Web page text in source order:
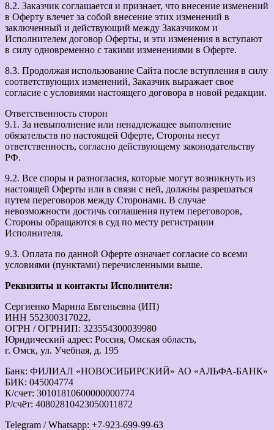
8.2. Заказчик соглашается и признает, что внесение изменений
в Оферту влечет за собой внесение этих изменений в
заключенный и действующий между Заказчиком и
Исполнителем договор Оферты, и эти изменения в вступают
в силу одновременно с такими изменениями в Оферте.
8.3. Продолжая использование Сайта после вступления в силу
соответствующих изменений, Заказчик выражает свое
согласие с условиями настоящего договора в новой редакции.
Ответственность сторон
9.1. За невыполнение или ненадлежащее выполнение
обязательств по настоящей Оферте, Стороны несут
ответственность, согласно действующему законодательству
РФ.
9.2. Все споры и разногласия, которые могут возникнуть из
настоящей Оферты или в связи с ней, должны разрешаться
путем переговоров между Сторонами. В случае
невозможности достичь соглашения путем переговоров,
Стороны обращаются в суд по месту регистрации
Исполнителя.
9.3. Оплата по данной Оферте означает согласие со всеми
условиями (пунктами) перечисленными выше.
Реквизиты и контакты Исполнителя:
Сергиенко Марина Евгеньевна (ИП)
ИНН 552300317022,
ОГРН / ОГРНИП: 323554300039980
Юридический адрес: Россия, Омская область,
г. Омск, ул. Учебная, д. 195
Банк: ФИЛИАЛ «НОВОСИБИРСКИЙ» АО «АЛЬФА-БАНК»
БИК: 045004774
К/счет: 30101810600000000774
Р/счёт: 40802810423050011872
Telegram / Whatsapp: +7-923-699-99-63